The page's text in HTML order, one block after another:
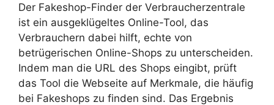
Der Fakeshop-Finder der Verbraucherzentrale
ist ein ausgeklügeltes Online-Tool, das
Verbrauchern dabei hilft, echte von
betrügerischen Online-Shops zu unterscheiden.
Indem man die URL des Shops eingibt, prüft
das Tool die Webseite auf Merkmale, die häufig
bei Fakeshops zu finden sind. Das Ergebnis